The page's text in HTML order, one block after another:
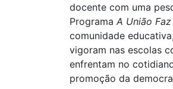
docente com uma
Programa A União
comunidade
vigoram nas escolas
enfrentam no
promoção da